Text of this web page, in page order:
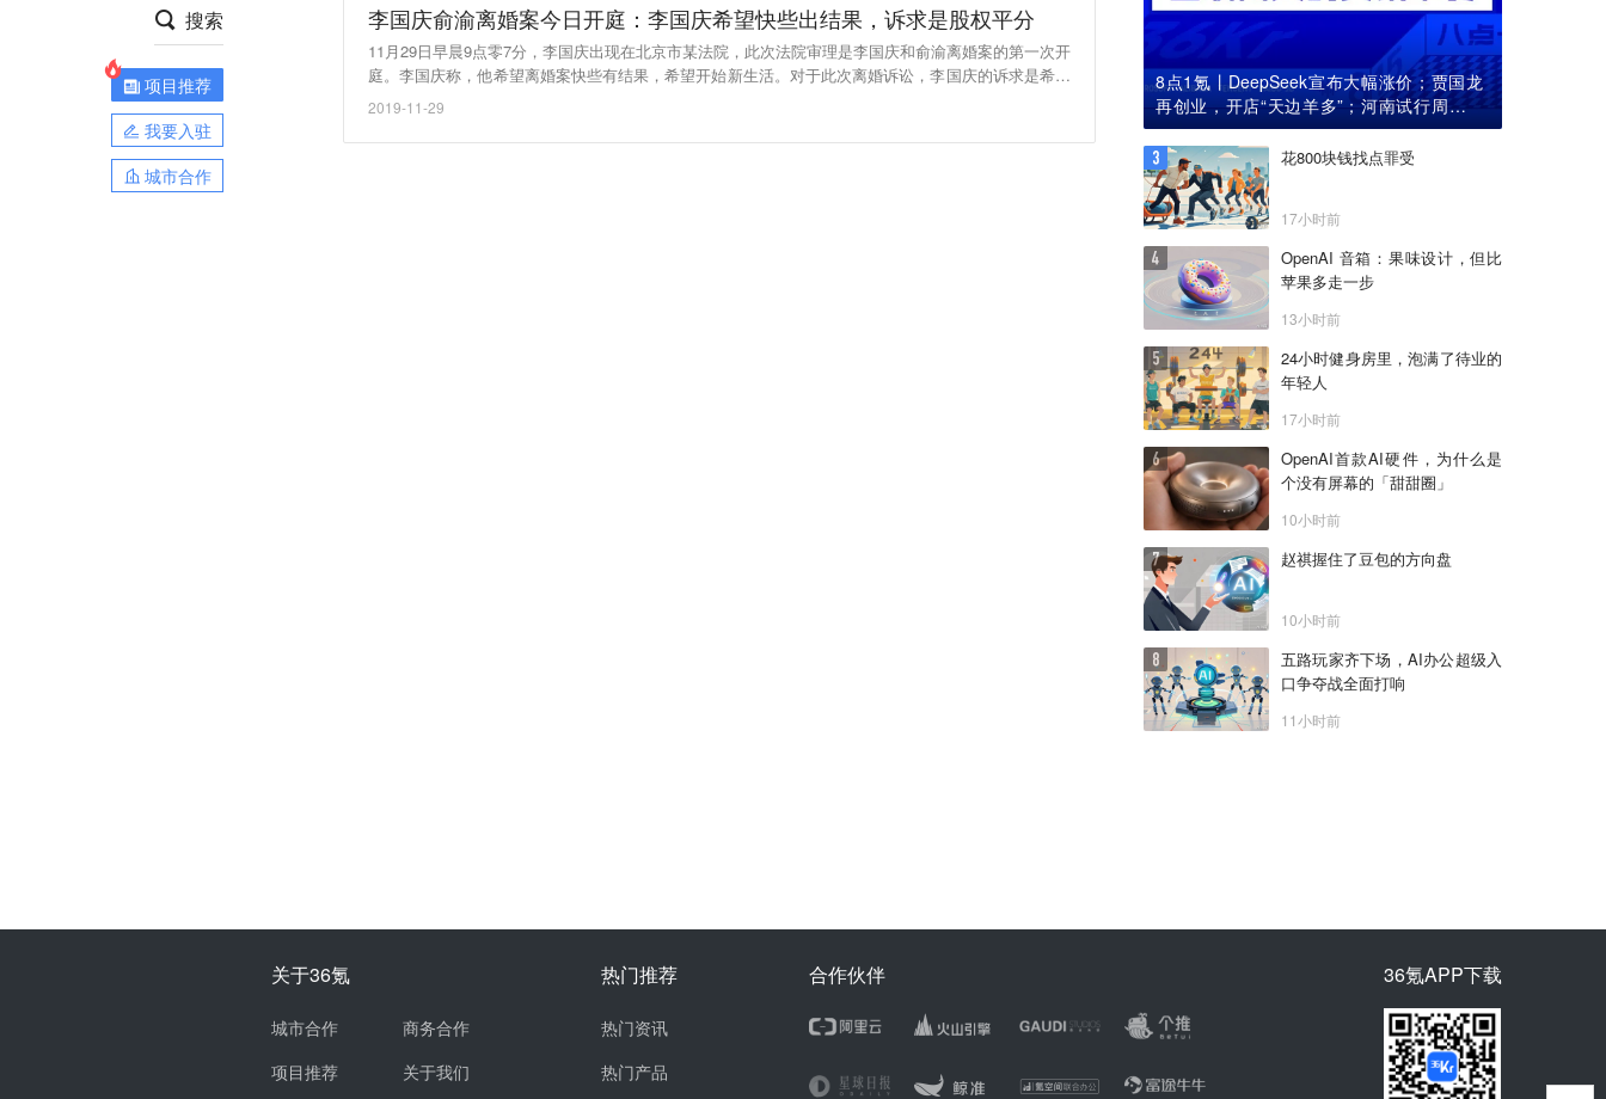
搜索
项目推荐
我要入驻
城市合作
李国庆俞渝离婚案今日开庭：李国庆希望快些出结果，诉求是股权平分
11月29日早晨9点零7分，李国庆出现在北京市某法院，此次法院审理是李国庆和俞渝离婚案的第一次开
庭。李国庆称，他希望离婚案快些有结果，希望开始新生活。对于此次离婚诉讼，李国庆的诉求是希望
夫妻双方境外和境内股权平分，离婚。（腾讯深网）
2019-11-29
8点1氪丨DeepSeek宣布大幅涨价；贾国龙
再创业，开店“天边羊多”；河南试行周五下
午弹性离岗
花800块钱找点罪受
17小时前
OpenAI 音箱：果味设计，但比
苹果多走一步
13小时前
24小时健身房里，泡满了待业的
年轻人
17小时前
OpenAI首款AI硬件，为什么是
个没有屏幕的「甜甜圈」
10小时前
赵祺握住了豆包的方向盘
10小时前
五路玩家齐下场，AI办公超级入
口争夺战全面打响
11小时前
关于36氪
城市合作
项目推荐
商务合作
关于我们
热门推荐
热门资讯
热门产品
合作伙伴 36氪APP下载